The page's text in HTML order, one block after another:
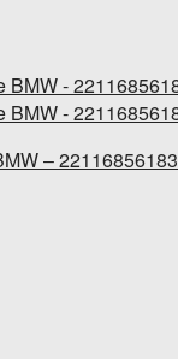
– 22116856183